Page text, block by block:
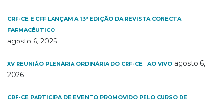
CRF-CE E CFF LANÇAM A 13ª EDIÇÃO DA REVISTA CONECTA
FARMACÊUTICO
agosto 6, 2026
XV REUNIÃO PLENÁRIA ORDINÁRIA DO CRF-CE | AO VIVO agosto 6,
2026
CRF-CE PARTICIPA DE EVENTO PROMOVIDO PELO CURSO DE